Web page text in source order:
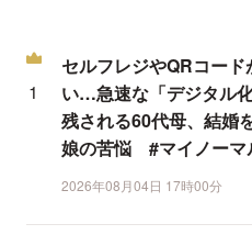
セルフレジやQRコード
い…急速な「デジタル
残される60代母、結婚
娘の苦悩 #マイノーマ
2026年08月04日 17時00分